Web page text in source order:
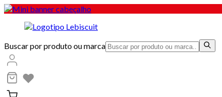
Buscar por produto ou marca